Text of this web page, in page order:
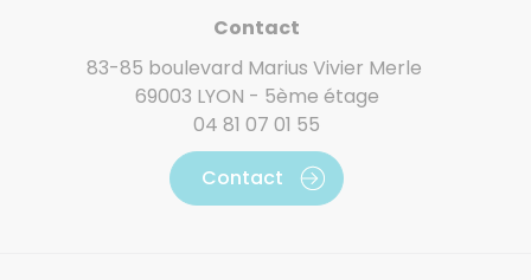
Contact
83-85 boulevard Marius Vivier Merle
69003 LYON - 5ème étage
04 81 07 01 55
Contact